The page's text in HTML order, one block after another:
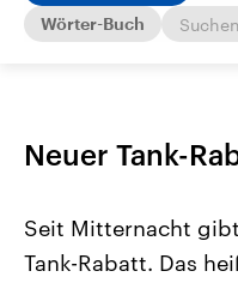
Wörter-Buch
Neuer Tank-
Seit Mitternacht
Tank-Rabatt. Das